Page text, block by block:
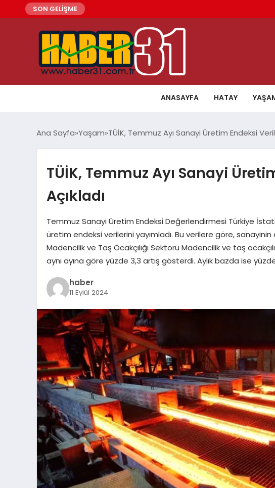
SON GELİŞME
ANASAYFA HATAY
Ana Sayfa Yaşam TÜİK, Temmuz Ayı Sanayi Üretim Endeksi
TÜİK, Temmuz Ayı Sanayi
Açıkladı
Temmuz Sanayi Üretim Endeksi Değerlendirmesi Türkiye
üretim endeksi verilerini yayımladı. Bu verilere göre,
Madencilik ve Taş Ocakçılığı Sektörü Madencilik ve taş
aynı ayına göre yüzde 3,3 artış gösterdi. Aylık bazda ise
haber
11 Eylül 2024